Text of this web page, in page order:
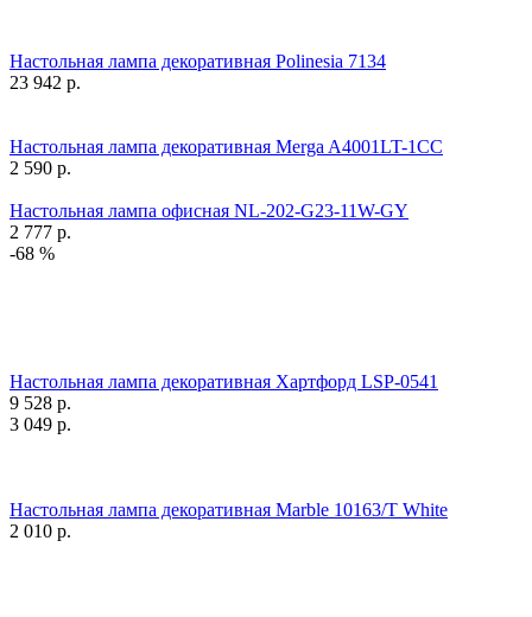
Настольная лампа декоративная Polinesia 7134
23 942 р.
Настольная лампа декоративная Merga A4001LT-1CC
2 590 р.
Настольная лампа офисная NL-202-G23-11W-GY
2 777 р.
-68 %
Настольная лампа декоративная Хартфорд LSP-0541
9 528 р.
3 049 р.
Настольная лампа декоративная Marble 10163/T White
2 010 р.